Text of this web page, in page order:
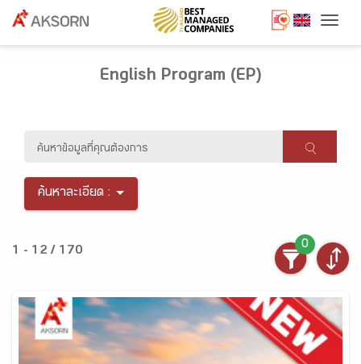
English Program (EP)
ค้นหาละเอียด :
1 - 12 / 170
0